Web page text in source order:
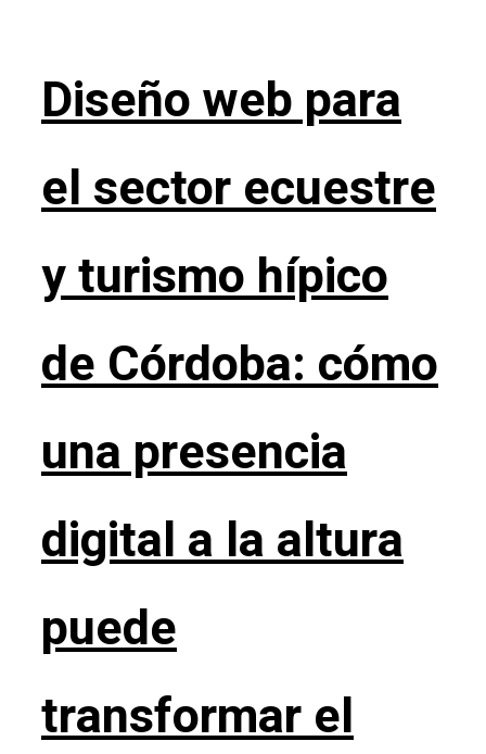
Diseño web para
el sector ecuestre
y turismo hípico
de Córdoba: cómo
una presencia
digital a la altura
puede
transformar el